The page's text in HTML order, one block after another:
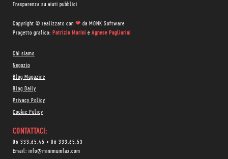
Trasparenza su aiuti pubblici
Copyright © realizzato con ❤ da MONK Software
Progetto grafico: Patrizio Marini e Agnese Pagliarini
Chi siamo
Negozio
Blog Magazine
Blog Daily
Privacy Policy
Cookie Policy
CONTATTACI:
06 333.65.45 • 06 333.65.53
Email: info@minimumfax.com